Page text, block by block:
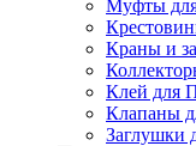
Муфты
Краны и
Клей для
Клапаны
Заглушки